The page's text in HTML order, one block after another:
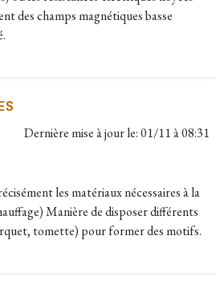
des champs magnétiques basse
Dernière mise à jour le:01/11 à 08:31
les matériaux nécessaires à la
Manière de disposer différents
tomette) pour former des motifs.